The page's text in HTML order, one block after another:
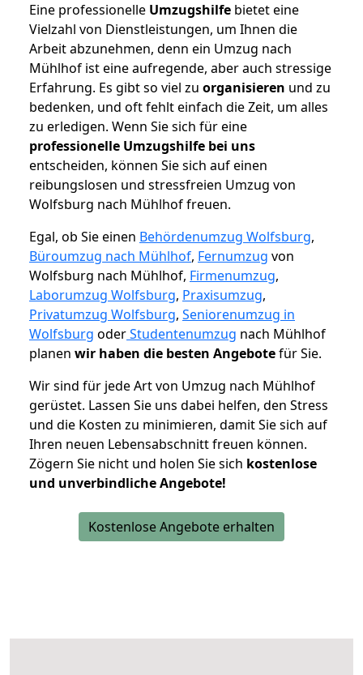
Eine professionelle Umzugshilfe bietet eine
Vielzahl von Dienstleistungen, um Ihnen die
Arbeit abzunehmen, denn ein Umzug nach
Mühlhof ist eine aufregende, aber auch stressige
Erfahrung. Es gibt so viel zu organisieren und zu
bedenken, und oft fehlt einfach die Zeit, um alles
zu erledigen. Wenn Sie sich für eine
professionelle Umzugshilfe bei uns
entscheiden, können Sie sich auf einen
reibungslosen und stressfreien Umzug von
Wolfsburg nach Mühlhof freuen.
Egal, ob Sie einen Behördenumzug Wolfsburg,
Büroumzug nach Mühlhof, Fernumzug von
Wolfsburg nach Mühlhof, Firmenumzug,
Laborumzug Wolfsburg, Praxisumzug,
Privatumzug Wolfsburg, Seniorenumzug in
Wolfsburg oderStudentenumzug nach Mühlhof
planen wir haben die besten Angebotefür Sie.
Wir sind für jede Art von Umzug nach Mühlhof
gerüstet. Lassen Sie uns dabei helfen, den Stress
und die Kosten zu minimieren, damit Sie sich auf
Ihren neuen Lebensabschnitt freuen können.
Zögern Sie nicht und holen Sie sich kostenlose
und unverbindliche Angebote!
Kostenlose Angebote erhalten